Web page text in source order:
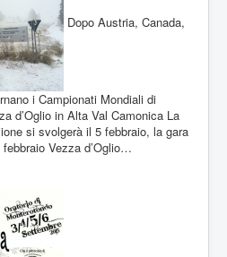
Dopo Austria, Canada,
i Campionati Mondiali di
d’Oglio in Alta Val Camonica La
si svolgerà il 5 febbraio, la gara
Vezza d’Oglio…